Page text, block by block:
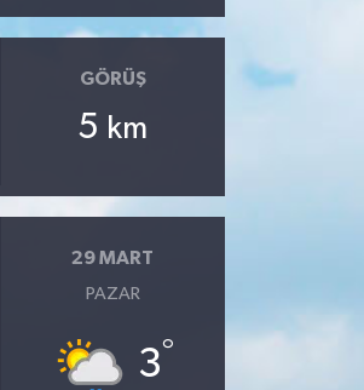
GÖRÜŞ
5 km
29 MART
PAZAR
3°